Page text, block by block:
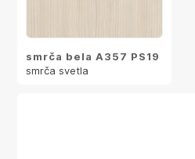
smrča bela A357 PS19
smrča svetla